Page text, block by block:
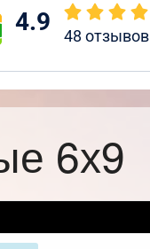
4.9 48 отзывов
6х9